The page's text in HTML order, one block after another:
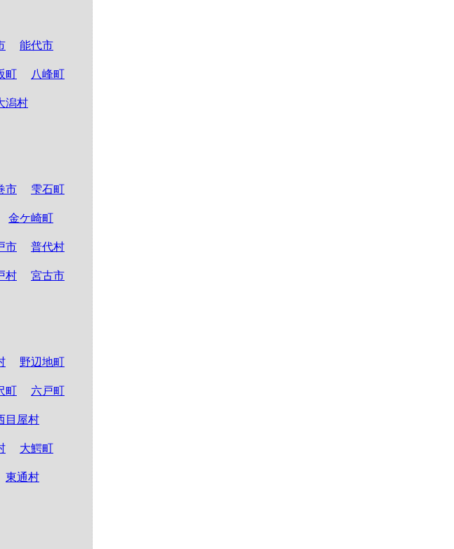
能代市
町 八峰町
潟村
市 雫石町
金ケ崎町
市 普代村
村 宮古市
野辺地町
町 六戸町
目屋村
大鰐町
東通村